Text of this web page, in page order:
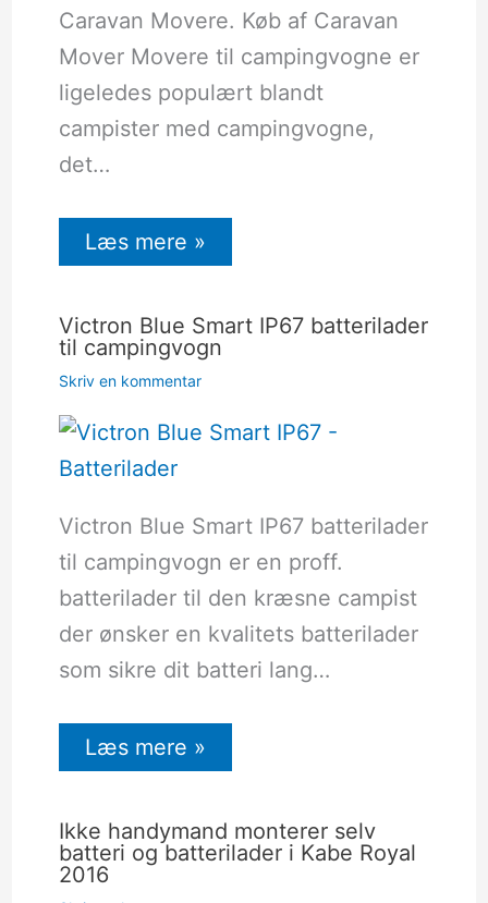
Caravan Movere. Køb af Caravan
Mover Movere til campingvogne er
ligeledes populært blandt
campister med campingvogne,
det…
Læs mere »
Victron Blue Smart IP67 batterilader
til campingvogn
Skriv en kommentar
Victron Blue Smart IP67 batterilader
til campingvogn er en proff.
batterilader til den kræsne campist
der ønsker en kvalitets batterilader
som sikre dit batteri lang…
Læs mere »
Ikke handymand monterer selv
batteri og batterilader i Kabe Royal
2016